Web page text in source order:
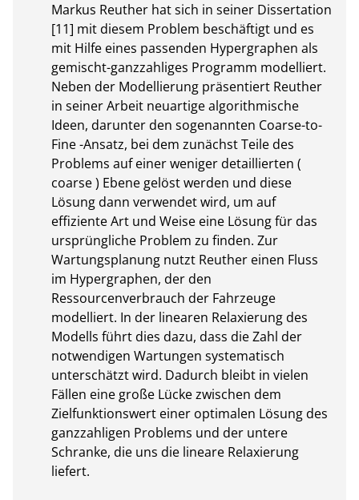
Markus Reuther hat sich in seiner Dissertation
[11] mit diesem Problem beschäftigt und es
mit Hilfe eines passenden Hypergraphen als
gemischt-ganzzahliges Programm modelliert.
Neben der Modellierung präsentiert Reuther
in seiner Arbeit neuartige algorithmische
Ideen, darunter den sogenannten Coarse-to-
Fine -Ansatz, bei dem zunächst Teile des
Problems auf einer weniger detaillierten (
coarse ) Ebene gelöst werden und diese
Lösung dann verwendet wird, um auf
effiziente Art und Weise eine Lösung für das
ursprüngliche Problem zu finden. Zur
Wartungsplanung nutzt Reuther einen Fluss
im Hypergraphen, der den
Ressourcenverbrauch der Fahrzeuge
modelliert. In der linearen Relaxierung des
Modells führt dies dazu, dass die Zahl der
notwendigen Wartungen systematisch
unterschätzt wird. Dadurch bleibt in vielen
Fällen eine große Lücke zwischen dem
Zielfunktionswert einer optimalen Lösung des
ganzzahligen Problems und der untere
Schranke, die uns die lineare Relaxierung
liefert.